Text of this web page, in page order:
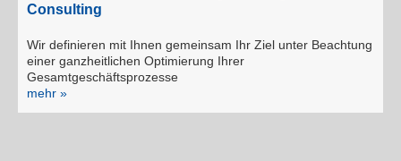
Consulting
Wir definieren mit Ihnen gemeinsam Ihr Ziel unter Beachtung
einer ganzheitlichen Optimierung Ihrer
Gesamtgeschäftsprozesse
mehr »